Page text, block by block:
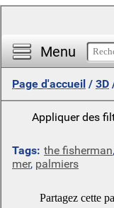
Menu
Page d'accueil / 3D
Appliquer des
Tags: the fisherman,
mer, palmiers